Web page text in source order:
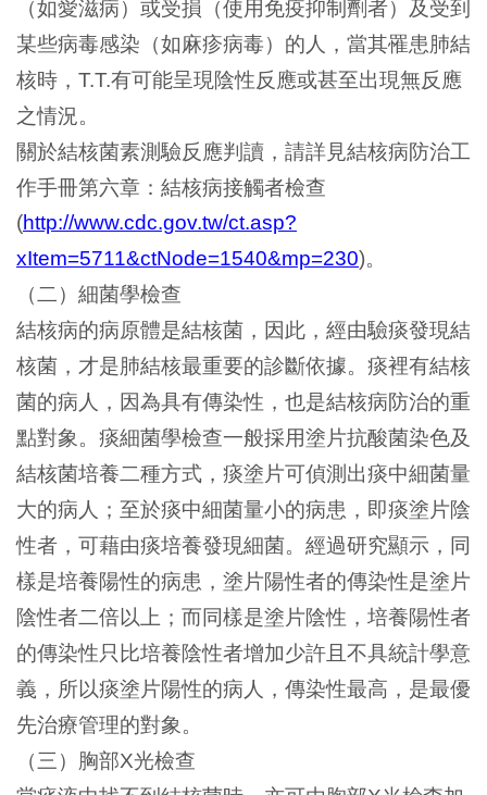
（如愛滋病）或受損（使用免疫抑制劑者）及受到
某些病毒感染（如麻疹病毒）的人，當其罹患肺結
核時， T.T.有可能呈現陰性反應或甚至出現無反應
之情況。
關於結核菌素測驗反應判讀，請詳見結核病防治工
作手冊第六章：結核病接觸者檢查
(http://www.cdc.gov.tw/ct.asp?
xItem=5711&ctNode=1540&mp=230)。
（二）細菌學檢查
結核病的病原體是結核菌，因此，經由驗痰發現結
核菌，才是肺結核最重要的診斷依據。痰裡有結核
菌的病人，因為具有傳染性，也是結核病防治的重
點對象。痰細菌學檢查一般採用塗片抗酸菌染色及
結核菌培養二種方式，痰塗片可偵測出痰中細菌量
大的病人；至於痰中細菌量小的病患，即痰塗片陰
性者，可藉由痰培養發現細菌。經過研究顯示，同
樣是培養陽性的病患，塗片陽性者的傳染性是塗片
陰性者二倍以上；而同樣是塗片陰性，培養陽性者
的傳染性只比培養陰性者增加少許且不具統計學意
義，所以痰塗片陽性的病人，傳染性最高，是最優
先治療管理的對象。
（三）胸部X光檢查